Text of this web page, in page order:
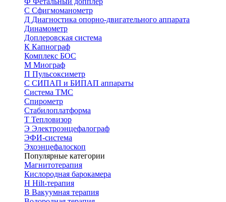
C Cфигмоманометр
Д Диагностика опорно-двигательного аппарата
Динамометр
Доплеровская система
К Капнограф
Комплекс БОС
М Миограф
П Пульсоксиметр
С СИПАП и БИПАП аппараты
Система ТМС
Спирометр
Стабилоплатформа
Т Тепловизор
Э Электроэнцефалограф
ЭФИ-система
Эхоэнцефалоскоп
Популярные категории
Магнитотерапия
Кислородная барокамера
H Hilt-терапия
В Вакуумная терапия